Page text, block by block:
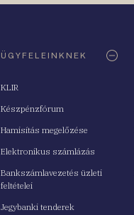
ÜGYFELEINKNEK
KLIR
Készpénzfórum
Hamisítás megelőzése
Elektronikus számlázás
Bankszámlavezetés üzleti
feltételei
Jegybanki tenderek